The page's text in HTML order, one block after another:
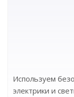
Используем
электрики и